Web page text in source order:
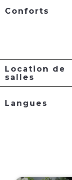
Conforts
Location de
salles
Langues